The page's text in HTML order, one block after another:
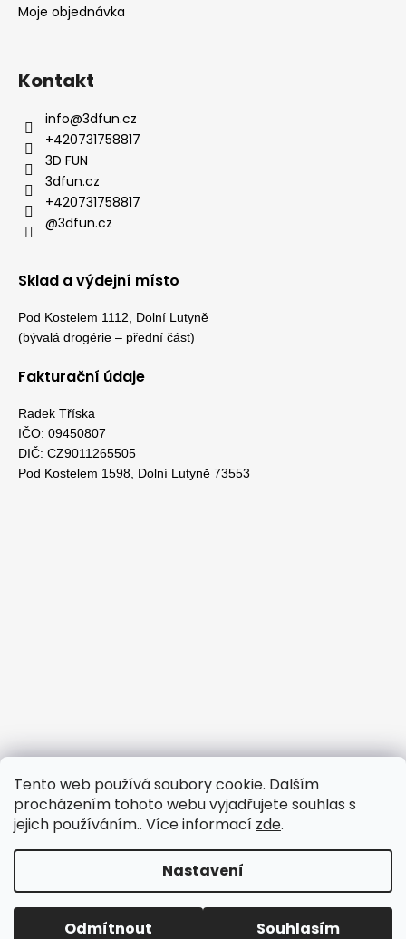
Tento web používá soubory cookie. Dalším
procházením tohoto webu vyjadřujete souhlas s
jejich používáním.. Více informací zde.
Nastavení
Odmítnout Souhlasím
Moje objednávka
Kontakt
info@3dfun.cz
+420731758817
3D FUN
3dfun.cz
+420731758817
@3dfun.cz
Sklad a výdejní místo
Pod Kostelem 1112, Dolní Lutyně
(bývalá drogérie – přední část)
Fakturační údaje
Radek Tříska
IČO: 09450807
DIČ: CZ9011265505
Pod Kostelem 1598, Dolní Lutyně 73553
Copyright 20263dfun.cz . Všechna práva vyhrazena.